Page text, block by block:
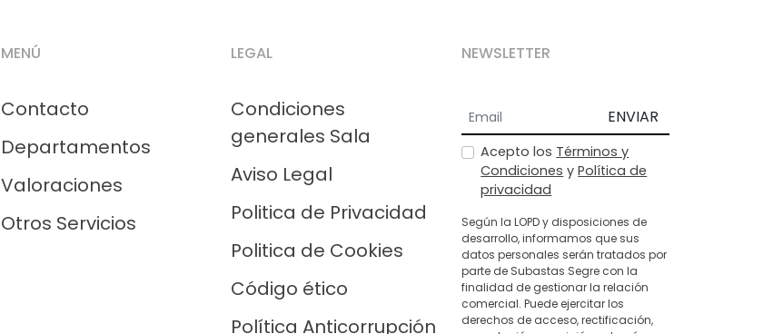
MENÚ
Contacto
Departamentos
Valoraciones
Otros Servicios
LEGAL
Condiciones
generales Sala
Aviso Legal
Politica de Privacidad
Politica de Cookies
Código ético
Política Anticorrupción
NEWSLETTER
ENVIAR
Acepto los Términos y
Condiciones yPolítica de
privacidad
Según la LOPD y disposiciones de
desarrollo, informamos que sus
datos personales serán tratados por
parte de Subastas Segre con la
finalidad de gestionar la relación
comercial. Puede ejercitar los
derechos de acceso, rectificación,